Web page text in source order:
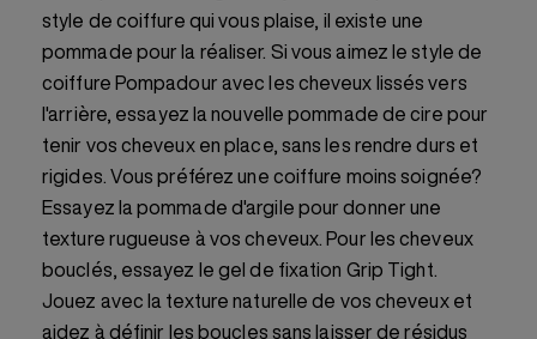
style de coiffure qui vous plaise, il existe une
pommade pour la réaliser. Si vous aimez le style de
coiffure Pompadour avec les cheveux lissés vers
l'arrière, essayez la nouvelle pommade de cire pour
tenir vos cheveux en place, sans les rendre durs et
rigides. Vous préférez une coiffure moins soignée?
Essayez la pommade d'argile pour donner une
texture rugueuse à vos cheveux. Pour les cheveux
bouclés, essayez le gel de fixation Grip Tight.
Jouez avec la texture naturelle de vos cheveux et
aidez à définir les boucles sans laisser de résidus